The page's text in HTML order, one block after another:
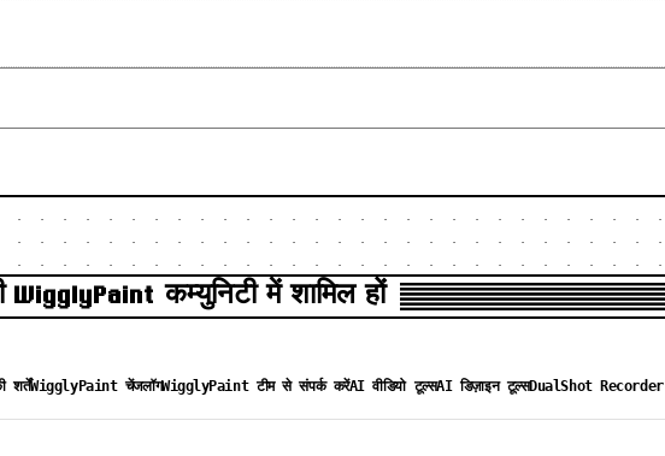
WigglyPaint कम्युनिटी में शामिल हों
शर्तेंWigglyPaint चेंजलॉगWigglyPaint टीम से संपर्क करेंAI वीडियो टूल्सAI डिज़ाइन टूल्सDualShot Recorder